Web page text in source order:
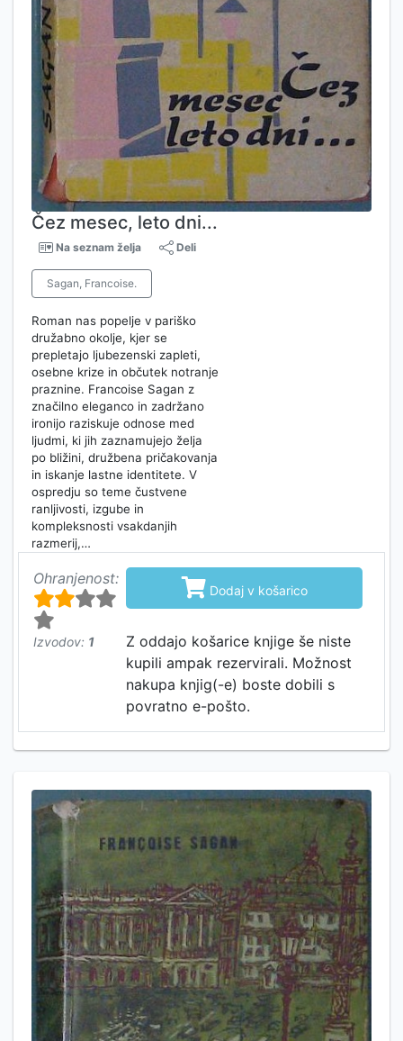
Čez mesec, leto dni...
Na seznam želja Deli
Sagan, Francoise.
Roman nas popelje v pariško
družabno okolje, kjer se
prepletajo ljubezenski zapleti,
osebne krize in občutek notranje
praznine. Francoise Sagan z
značilno eleganco in zadržano
ironijo raziskuje odnose med
ljudmi, ki jih zaznamujejo želja
po bližini, družbena pričakovanja
in iskanje lastne identitete. V
ospredju so teme čustvene
ranljivosti, izgube in
kompleksnosti vsakdanjih
razmerij,…
Ohranjenost:
Izvodov: 1
 Dodaj v košarico
Z oddajo košarice knjige še niste
kupili ampak rezervirali. Možnost
nakupa knjig(-e) boste dobili s
povratno e-pošto.